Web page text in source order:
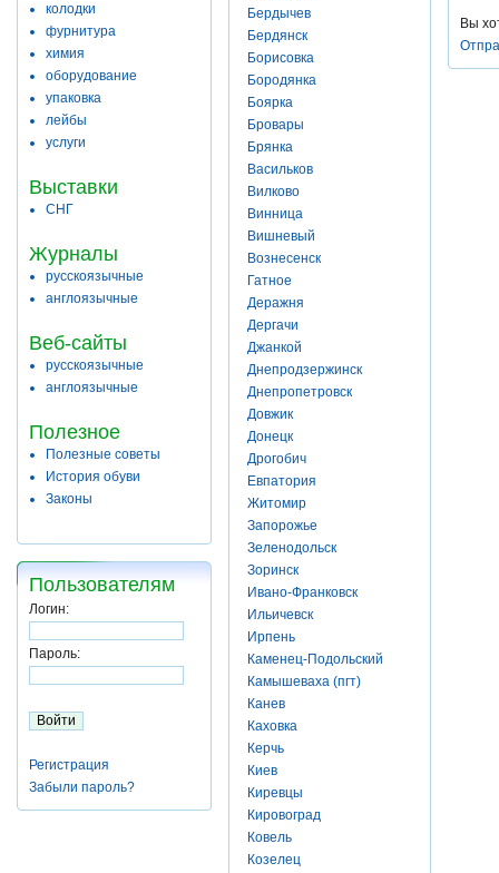
колодки
фурнитура
химия
оборудование
упаковка
лейбы
услуги
Выставки
СНГ
Журналы
русскоязычные
англоязычные
Веб-сайты
русскоязычные
англоязычные
Полезное
Полезные советы
История обуви
Законы
Пользователям
Логин:
Пароль:
Регистрация
Забыли пароль?
Бердычев
Бердянск
Борисовка
Бородянка
Боярка
Бровары
Брянка
Васильков
Вилково
Винница
Вишневый
Вознесенск
Гатное
Деражня
Дергачи
Джанкой
Днепродзержинск
Днепропетровск
Довжик
Донецк
Дрогобич
Евпатория
Житомир
Запорожье
Зеленодольск
Зоринск
Ивано-Франковск
Ильичевск
Ирпень
Каменец-Подольский
Камышеваха (пгт)
Канев
Каховка
Керчь
Киев
Киревцы
Кировоград
Ковель
Козелец
Вы